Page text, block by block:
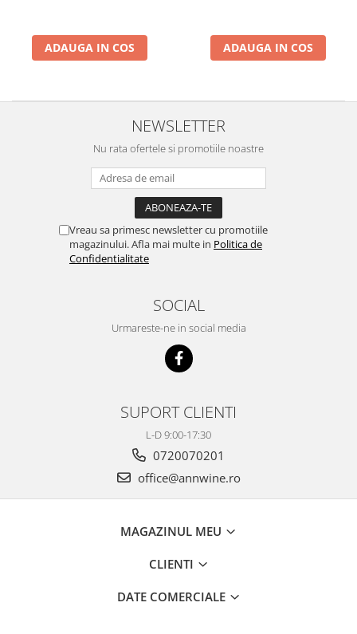
ADAUGA IN COS ADAUGA IN COS
NEWSLETTER
Nu rata ofertele si promotiile noastre
Vreau sa primesc newsletter cu promotiile
magazinului. Afla mai multe in Politica de
Confidentialitate
SOCIAL
Urmareste-ne in social media
SUPORT CLIENTI
L-D 9:00-17:30
0720070201
office@annwine.ro
MAGAZINUL MEU
CLIENTI
DATE COMERCIALE